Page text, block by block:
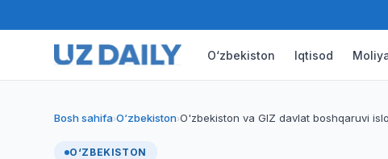
O‘zbekiston Iqtisod
Bosh sahifa›O‘zbekiston›O'zbekiston va GIZ davlat boshqaruvi
O‘ZBEKISTON